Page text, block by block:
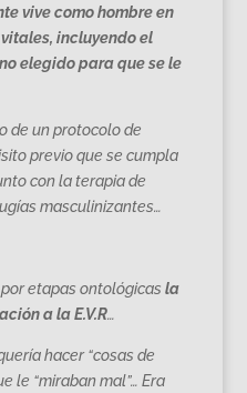
vive como hombre en
incluyendo el
elegido para que se le
de un protocolo de
previo que se cumpla
con la terapia de
masculinizantes…
etapas ontológicas la
a la E.V.R…
hacer “cosas de
le “miraban mal”… Era